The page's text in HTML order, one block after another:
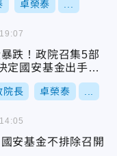
卓榮泰
跌！政院召集5部
國安基金出手與
院長 卓榮泰
安基金不排除召開